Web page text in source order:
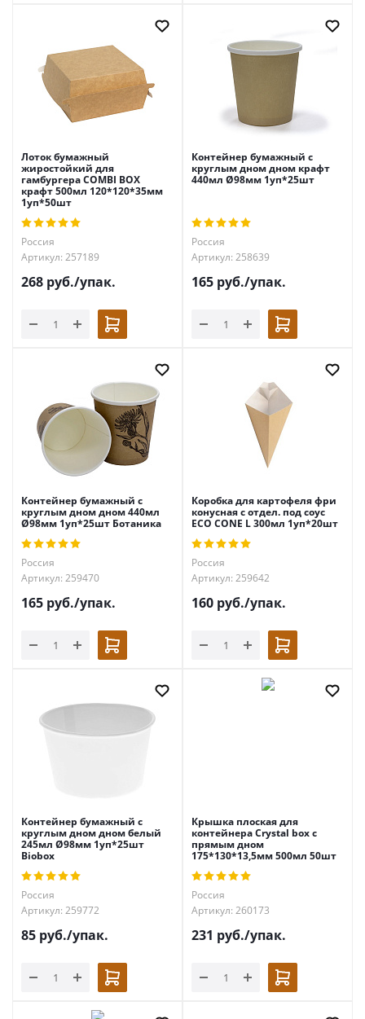
Лоток бумажный
жиростойкий для
гамбургера COMBI BOX
крафт 500мл 120*120*35мм
1уп*50шт
Россия
Артикул: 257189
268 руб./упак.
Контейнер бумажный с
круглым дном дном крафт
440мл Ø98мм 1уп*25шт
Россия
Артикул: 258639
165 руб./упак.
Контейнер бумажный с
круглым дном дном 440мл
Ø98мм 1уп*25шт Ботаника
Россия
Артикул: 259470
165 руб./упак.
Коробка для картофеля фри
конусная с отдел. под соус
ECO CONE L 300мл 1уп*20шт
Россия
Артикул: 259642
160 руб./упак.
Контейнер бумажный с
круглым дном дном белый
245мл Ø98мм 1уп*25шт
Biobox
Россия
Артикул: 259772
85 руб./упак.
Крышка плоская для
контейнера Crystal box с
прямым дном
175*130*13,5мм 500мл 50шт
Россия
Артикул: 260173
231 руб./упак.